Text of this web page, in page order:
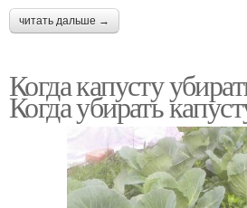
читать дальше →
Когда капусту
Когда убирать